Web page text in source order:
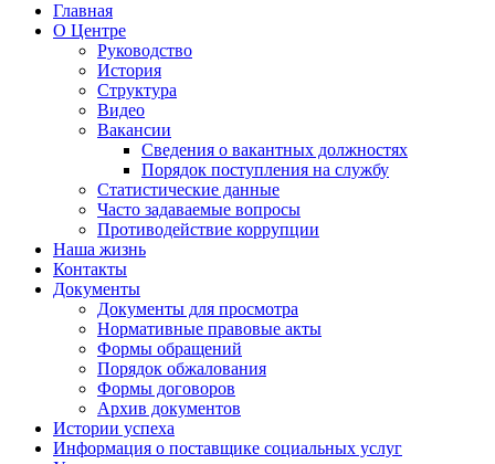
Главная
О Центре
Руководство
История
Структура
Видео
Вакансии
Сведения о вакантных должностях
Порядок поступления на службу
Статистические данные
Часто задаваемые вопросы
Противодействие коррупции
Наша жизнь
Контакты
Документы
Документы для просмотра
Нормативные правовые акты
Формы обращений
Порядок обжалования
Формы договоров
Архив документов
Истории успеха
Информация о поставщике социальных услуг